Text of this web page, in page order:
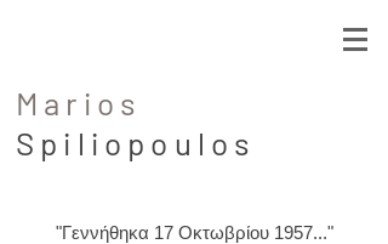
Marios
Spiliopoulos
"Γεννήθηκα 17 Οκτωβρίου 1957..."